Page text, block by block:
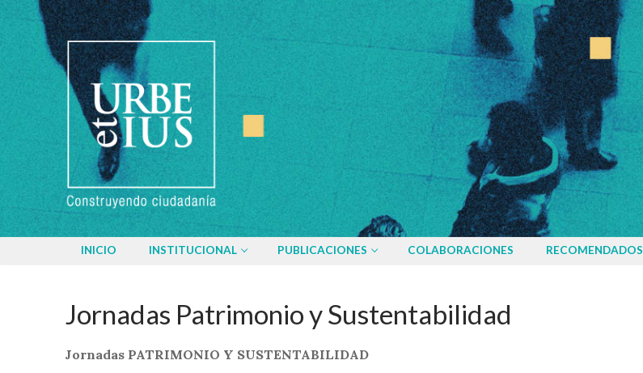
Ir
contenido
INICIO INSTITUCIONAL PUBLICACIONES COLABORACIONES RECOMENDADOS
Jornadas Patrimonio y Sustentabilidad
Jornadas PATRIMONIO Y SUSTENTABILIDAD